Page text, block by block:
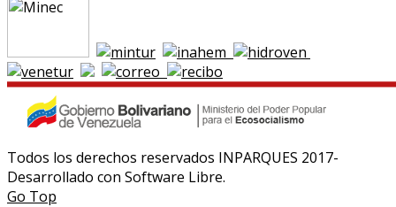
Todos los derechos reservados INPARQUES 2017-
Desarrollado con Software Libre.
Go Top